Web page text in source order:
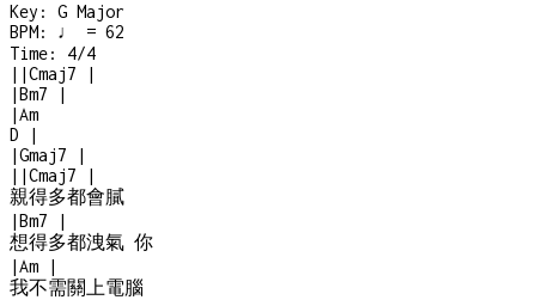
Key: G Major
BPM: ♩ = 62
Time: 4/4
| |Cmaj7
|
|Bm7
|
|Am
D
|
|Gmaj7
|
| |Cmaj7
|
親得多都會膩
|Bm7
|
想得多都洩氣 你
|Am
|
我不需關上電腦